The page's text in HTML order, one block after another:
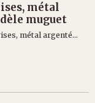
métal
muguet
métal argenté...